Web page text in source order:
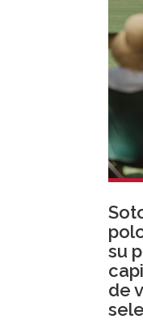
su
de